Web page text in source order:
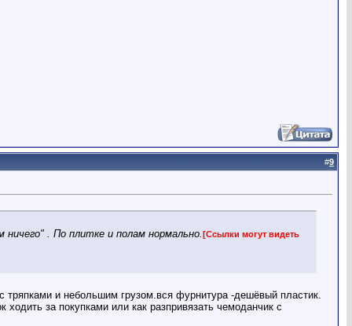
#9
ничего" . По плитке и полам нормально. [Ссылки могут видеть
тряпками и небольшим грузом.вся фурнитура -дешёвый пластик.
за покупками или как разпривязать чемоданчик с